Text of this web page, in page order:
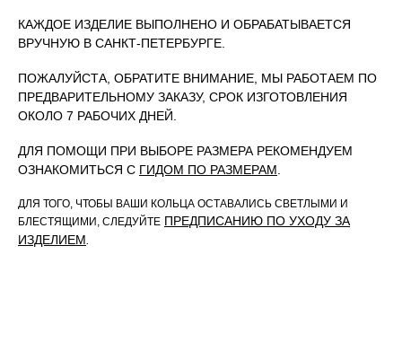
КАЖДОЕ ИЗДЕЛИЕ ВЫПОЛНЕНО И ОБРАБАТЫВАЕТСЯ
ВРУЧНУЮ В САНКТ-ПЕТЕРБУРГЕ.
ПОЖАЛУЙСТА, ОБРАТИТЕ ВНИМАНИЕ, МЫ РАБОТАЕМ ПО
ПРЕДВАРИТЕЛЬНОМУ ЗАКАЗУ, СРОК ИЗГОТОВЛЕНИЯ
ОКОЛО 7 РАБОЧИХ ДНЕЙ.
ДЛЯ ПОМОЩИ ПРИ ВЫБОРЕ РАЗМЕРА РЕКОМЕНДУЕМ
ОЗНАКОМИТЬСЯ С ГИДОМ ПО РАЗМЕРАМ.
ДЛЯ ТОГО, ЧТОБЫ ВАШИ КОЛЬЦА ОСТАВАЛИСЬ СВЕТЛЫМИ И
БЛЕСТЯЩИМИ, СЛЕДУЙТЕ ПРЕДПИСАНИЮ ПО УХОДУ ЗА
ИЗДЕЛИЕМ.